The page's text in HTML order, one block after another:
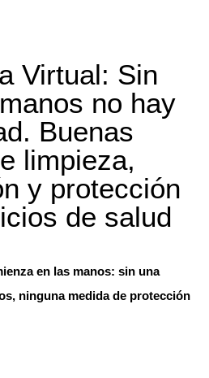
Virtual: Sin
no hay
Buenas
limpieza,
y protección
de salud
en las manos: sin una
ninguna medida de protección